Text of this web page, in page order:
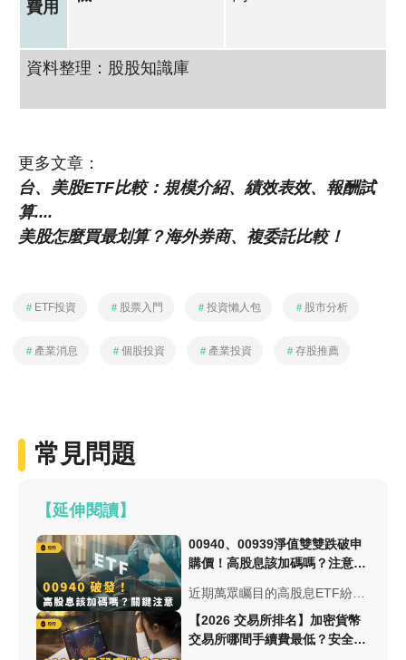
費用
資料整理：股股知識庫
更多文章：
台、美股ETF比較：規模介紹、績效表效、報酬試
算....
美股怎麼買最划算？海外券商、複委託比較！
＃ ETF投資 ＃ 股票入門 ＃投資懶人包 ＃ 股市分析
＃ 產業消息 ＃個股投資 ＃ 產業投資 ＃存股推薦
常見問題
【延伸閱讀】
00940、00939淨值雙雙跌破申
購價！高股息該加碼嗎？注意這
近期萬眾矚目的高股息ETF紛紛
開始掛牌上市，3月底衝第一波
的00939與4月初的00940更是雙
雙募集到五百億與破天荒的一千
【2026 交易所排名】加密貨幣
交易所哪間手續費最低？安全性